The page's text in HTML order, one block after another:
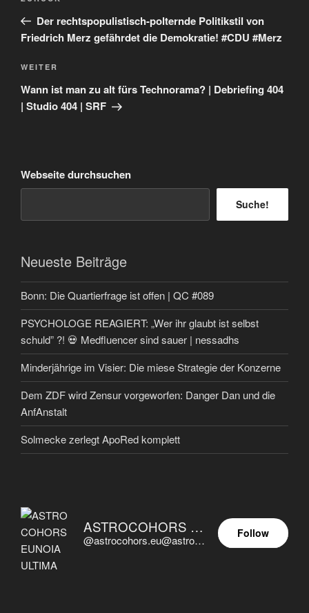
BeitragDer rechtspopulistisch-polternde Politikstil von
Friedrich Merz gefährdet die Demokratie! #CDU #Merz
Nächster
Beitrag
WEITER
Wann ist man zu alt fürs Technorama? | Debriefing 404
| Studio 404 | SRF
Webseite durchsuchen
Suche!
Neueste Beiträge
Bonn: Die Quartierfrage ist offen | QC #089
PSYCHOLOGE REAGIERT: „Wer ihr glaubt ist selbst
schuld” ?! 💀 Medfluencer sind sauer | nessadhs
Minderjährige im Visier: Die miese Strategie der Konzerne
Dem ZDF wird Zensur vorgeworfen: Danger Dan und die
AnfAnstalt
Solmecke zerlegt ApoRed komplett
ASTROCOHORS EUNOIA ULTIMA
@astrocohors.eu@astrocohors.eu
Follow